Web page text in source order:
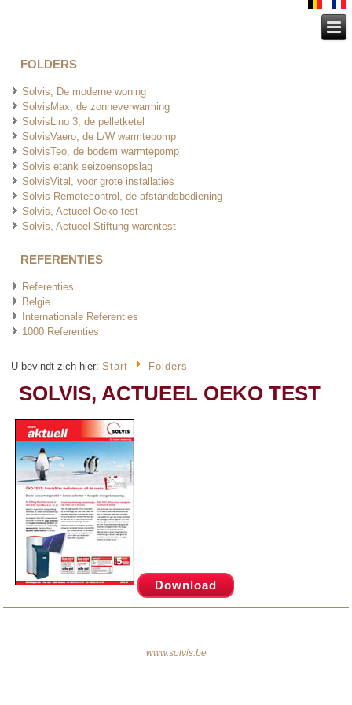
FOLDERS
Solvis, De moderne woning
SolvisMax, de zonneverwarming
SolvisLino 3, de pelletketel
SolvisVaero, de L/W warmtepomp
SolvisTeo, de bodem warmtepomp
Solvis etank seizoensopslag
SolvisVital, voor grote installaties
Solvis Remotecontrol, de afstandsbediening
Solvis, Actueel Oeko-test
Solvis, Actueel Stiftung warentest
REFERENTIES
Referenties
Belgie
Internationale Referenties
1000 Referenties
U bevindt zich hier:Start Folders
SOLVIS, ACTUEEL OEKO TEST
Download
www.solvis.be